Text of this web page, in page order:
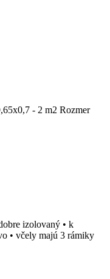
- 2 m2 Rozmer
izolovaný • k
• včely majú 3 rámiky